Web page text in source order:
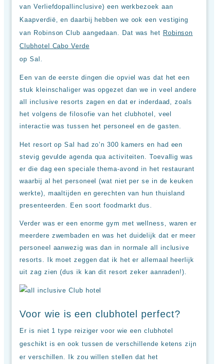
van Verliefdopallinclusive) een werkbezoek aan
Kaapverdië, en daarbij hebben we ook een vestiging
van Robinson Club aangedaan. Dat was het Robinson
Clubhotel Cabo Verde
op Sal.
Een van de eerste dingen die opviel was dat het een
stuk kleinschaliger was opgezet dan we in veel andere
all inclusive resorts zagen en dat er inderdaad, zoals
het volgens de filosofie van het clubhotel, veel
interactie was tussen het personeel en de gasten.
Het resort op Sal had zo’n 300 kamers en had een
stevig gevulde agenda qua activiteiten. Toevallig was
er die dag een speciale thema-avond in het restaurant
waarbij al het personeel (wat niet per se in de keuken
werkte), maaltijden en gerechten van hun thuisland
presenteerden. Een soort foodmarkt dus.
Verder was er een enorme gym met wellness, waren er
meerdere zwembaden en was het duidelijk dat er meer
personeel aanwezig was dan in normale all inclusive
resorts. Ik moet zeggen dat ik het er allemaal heerlijk
uit zag zien (dus ik kan dit resort zeker aanraden!).
Voor wie is een clubhotel perfect?
Er is niet 1 type reiziger voor wie een clubhotel
geschikt is en ook tussen de verschillende ketens zijn
er verschillen. Ik zou willen stellen dat het